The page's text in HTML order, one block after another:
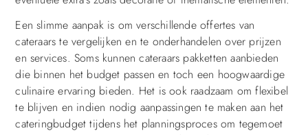
Een slimme aanpak is om verschillende offertes van
cateraars te vergelijken en te onderhandelen over prijzen
en services. Soms kunnen cateraars pakketten aanbieden
die binnen het budget passen en toch een hoogwaardige
culinaire ervaring bieden. Het is ook raadzaam om flexibel
te blijven en indien nodig aanpassingen te maken aan het
cateringbudget tijdens het planningsproces om tegemoet